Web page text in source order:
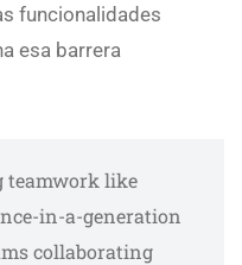
funcionalidades
esa barrera
teamwork like
in-a-generation
collaborating